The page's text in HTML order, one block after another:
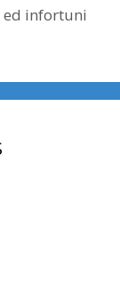
ed infortuni